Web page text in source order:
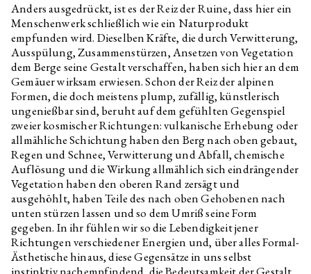
Anders ausgedrückt, ist es der Reiz der Ruine, dass hier ein
Menschenwerk schließlich wie ein Naturprodukt
empfunden wird. Dieselben Kräfte, die durch Verwitterung,
Ausspülung, Zusammenstürzen, Ansetzen von Vegetation
dem Berge seine Gestalt verschaffen, haben sich hier an dem
Gemäuer wirksam erwiesen. Schon der Reiz der alpinen
Formen, die doch meistens plump, zufällig, künstlerisch
ungenießbar sind, beruht auf dem gefühlten Gegenspiel
zweier kosmischer Richtungen: vulkanische Erhebung oder
allmähliche Schichtung haben den Berg nach oben gebaut,
Regen und Schnee, Verwitterung und Abfall, chemische
Auflösung und die Wirkung allmählich sich eindrängender
Vegetation haben den oberen Rand zersägt und
ausgehöhlt, haben Teile des nach oben Gehobenen nach
unten stürzen lassen und so dem Umriß seine Form
gegeben. In ihr fühlen wir so die Lebendigkeit jener
Richtungen verschiedener Energien und, über alles Formal-
Ästhetische hinaus, diese Gegensätze in uns selbst